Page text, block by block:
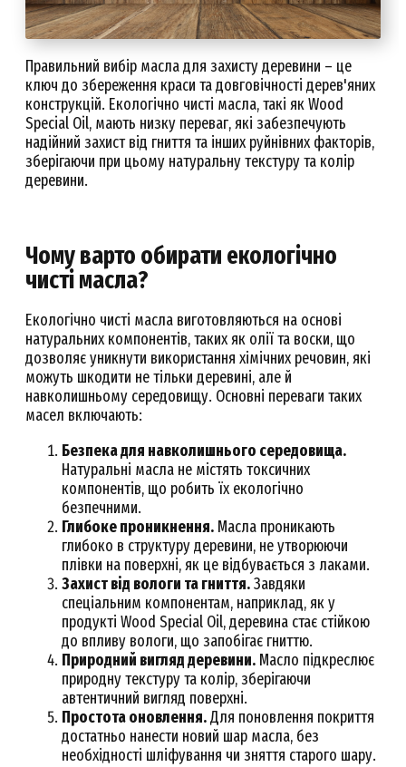
Правильний вибір масла для захисту деревини – це
ключ до збереження краси та довговічності дерев'яних
конструкцій. Екологічно чисті масла, такі як Wood
Special Oil, мають низку переваг, які забезпечують
надійний захист від гниття та інших руйнівних факторів,
зберігаючи при цьому натуральну текстуру та колір
деревини.
Чому варто обирати екологічно
чисті масла?
Екологічно чисті масла виготовляються на основі
натуральних компонентів, таких як олії та воски, що
дозволяє уникнути використання хімічних речовин, які
можуть шкодити не тільки деревині, але й
навколишньому середовищу. Основні переваги таких
масел включають:
Безпека для навколишнього середовища.
Натуральні масла не містять токсичних
компонентів, що робить їх екологічно
безпечними.
Глибоке проникнення. Масла проникають
глибоко в структуру деревини, не утворюючи
плівки на поверхні, як це відбувається з лаками.
Захист від вологи та гниття.Завдяки
спеціальним компонентам, наприклад, як у
продукті Wood Special Oil, деревина стає стійкою
до впливу вологи, що запобігає гниттю.
Природний вигляд деревини. Масло підкреслює
природну текстуру та колір, зберігаючи
автентичний вигляд поверхні.
Простота оновлення.Для поновлення покриття
достатньо нанести новий шар масла, без
необхідності шліфування чи зняття старого шару.